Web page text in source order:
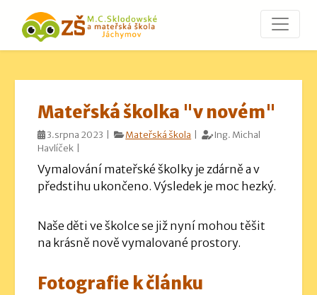
Mateřská školka "v novém"
3.srpna 2023 | Mateřská škola |
Ing. Michal
Havlíček |
Vymalování mateřské školky je zdárně a v
předstihu ukončeno. Výsledek je moc hezký.
Naše děti ve školce se již nyní mohou těšit
na krásně nově vymalované prostory.
Fotografie k článku